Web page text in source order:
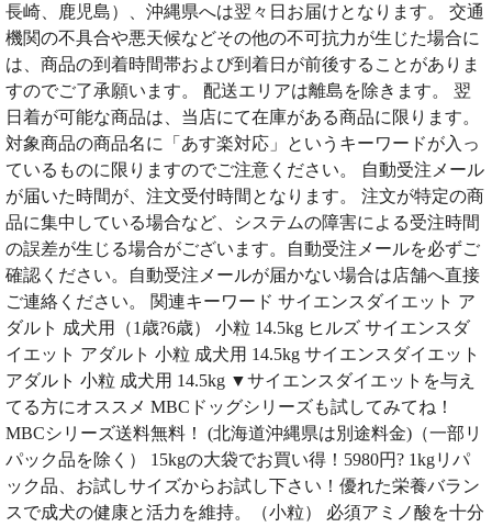
長崎、鹿児島）、沖縄県へは翌々日お届けとなります。 交通
機関の不具合や悪天候などその他の不可抗力が生じた場合に
は、商品の到着時間帯および到着日が前後することがありま
すのでご了承願います。 配送エリアは離島を除きます。 翌
日着が可能な商品は、当店にて在庫がある商品に限ります。
対象商品の商品名に「あす楽対応」というキーワードが入っ
ているものに限りますのでご注意ください。 自動受注メール
が届いた時間が、注文受付時間となります。 注文が特定の商
品に集中している場合など、システムの障害による受注時間
の誤差が生じる場合がございます。自動受注メールを必ずご
確認ください。自動受注メールが届かない場合は店舗へ直接
ご連絡ください。 関連キーワード サイエンスダイエット ア
ダルト 成犬用（1歳?6歳） 小粒 14.5kg ヒルズ サイエンスダ
イエット アダルト 小粒 成犬用 14.5kg サイエンスダイエット
アダルト 小粒 成犬用 14.5kg ▼サイエンスダイエットを与え
てる方にオススメ MBCドッグシリーズも試してみてね！
MBCシリーズ送料無料！ (北海道沖縄県は別途料金)（一部リ
パック品を除く） 15kgの大袋でお買い得！5980円? 1kgリパ
ック品、お試しサイズからお試し下さい！優れた栄養バラン
スで成犬の健康と活力を維持。（小粒） 必須アミノ酸を十分